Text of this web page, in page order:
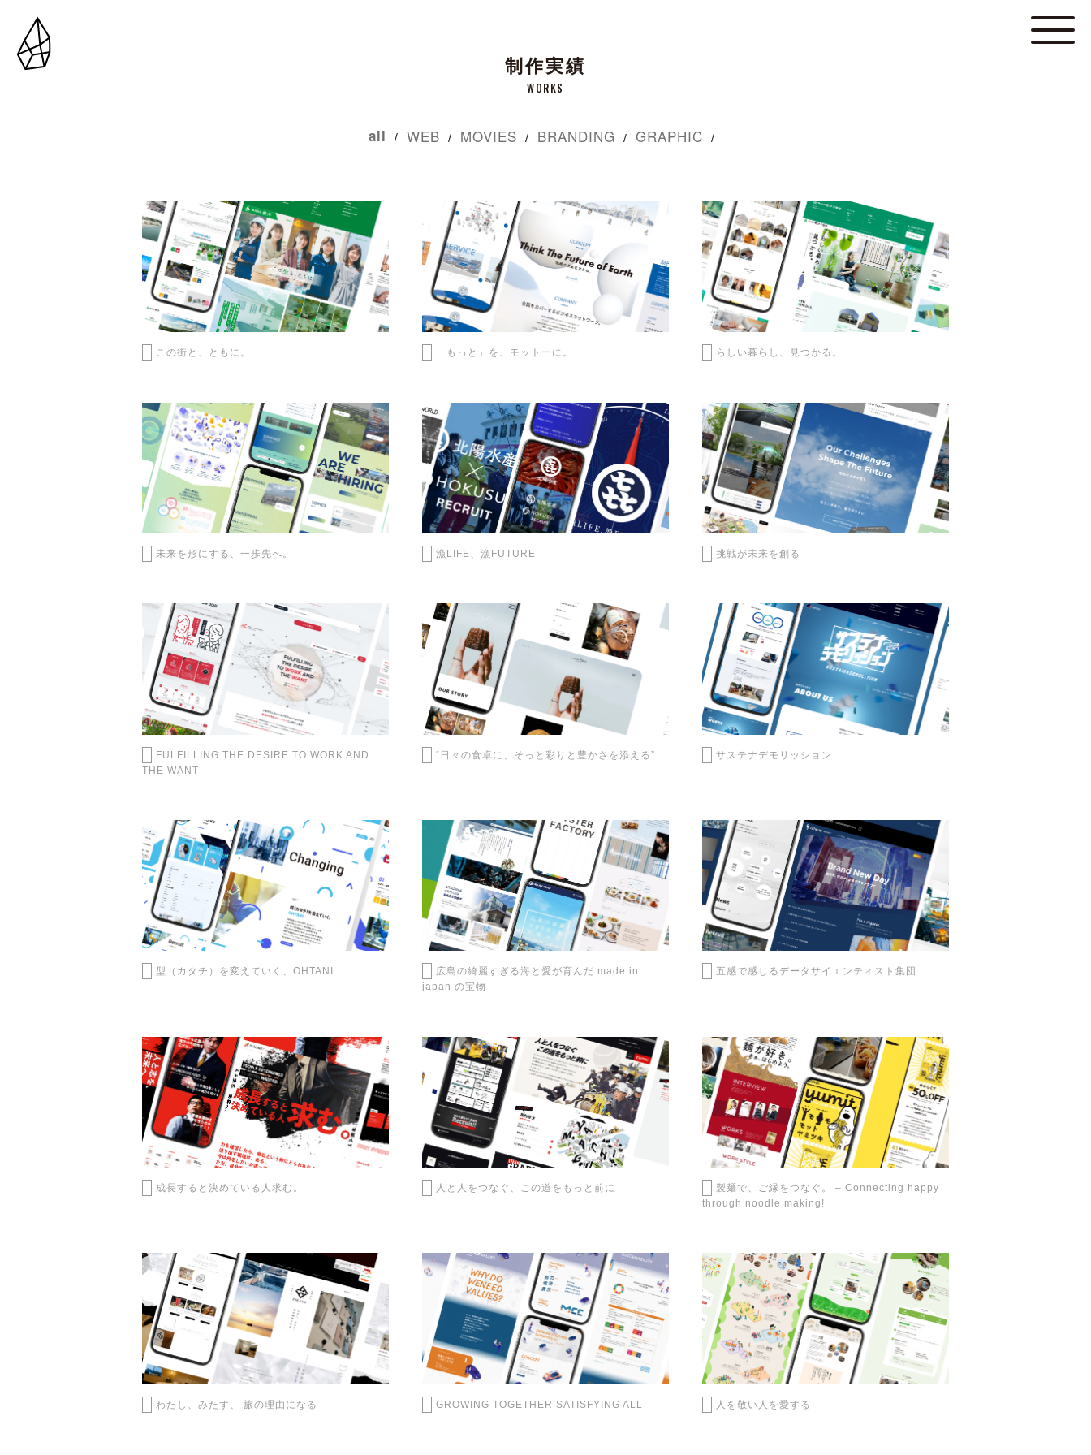
制作実績
WORKS
all WEB MOVIES BRANDING GRAPHIC
この街と、ともに。 「もっと」を、モットーに。 らしい暮らし、見つかる。
未来を形にする、一歩先へ。 漁LIFE、漁FUTURE 挑戦が未来を創る
FULFILLING THE DESIRE TO WORK AND
THE WANT
“日々の食卓に、そっと彩りと豊かさを添える” サステナデモリッション
型（カタチ）を変えていく、OHTANI
広島の綺麗すぎる海と愛が育んだ made in
japan の宝物
五感で感じるデータサイエンティスト集団
成長すると決めている人求む。 人と人をつなぐ、この道をもっと前に
製麺で、ご縁をつなぐ。 – Connecting happy
through noodle making!
わたし、みたす、 旅の理由になる GROWING TOGETHER SATISFYING ALL 人を敬い人を愛する